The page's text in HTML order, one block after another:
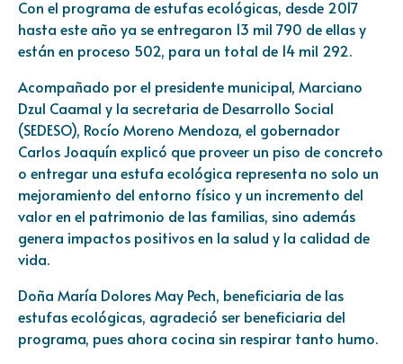
Con el programa de estufas ecológicas, desde 2017
hasta este año ya se entregaron 13 mil 790 de ellas y
están en proceso 502, para un total de 14 mil 292.
Acompañado por el presidente municipal, Marciano
Dzul Caamal y la secretaria de Desarrollo Social
(SEDESO), Rocío Moreno Mendoza, el gobernador
Carlos Joaquín explicó que proveer un piso de concreto
o entregar una estufa ecológica representa no solo un
mejoramiento del entorno físico y un incremento del
valor en el patrimonio de las familias, sino además
genera impactos positivos en la salud y la calidad de
vida.
Doña María Dolores May Pech, beneficiaria de las
estufas ecológicas, agradeció ser beneficiaria del
programa, pues ahora cocina sin respirar tanto humo.